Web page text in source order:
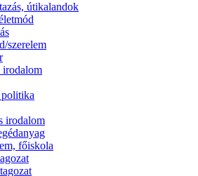
útikalandok
szerelem
irodalom
irodalom
főiskola